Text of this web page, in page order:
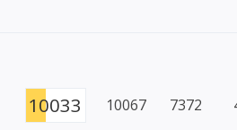
10033 10067 7372